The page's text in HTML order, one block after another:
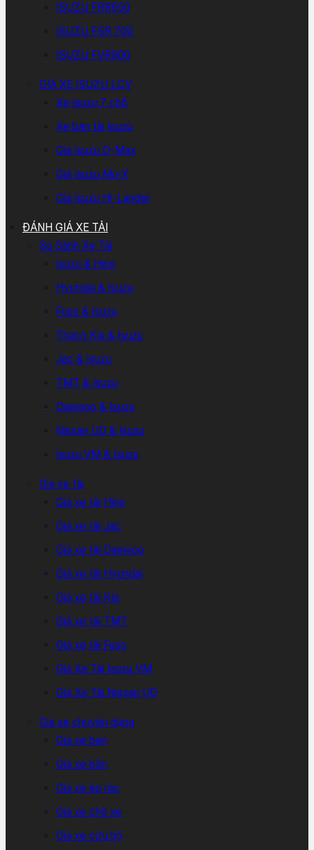
ISUZU FRR650
ISUZU FSR 700
ISUZU FVR900
GIÁ XE ISUZU LCV
Xe Isuzu 7 chổ
Xe bán tải Isuzu
Giá Isuzu D-Max
Giá Isuzu Mu-X
Giá Isuzu Hi-Lander
ĐÁNH GIÁ XE TẢI
So Sánh Xe Tải
Isuzu & Hino
Hyundai & Isuzu
Fuso & Isuzu
Thaco Kia & Isuzu
Jac & Isuzu
TMT & Isuzu
Daewoo & Isuzu
Nissan UD & Isuzu
Isuzu VM & Isuzu
Giá xe tải
Giá xe tải Hino
Giá xe tải Jac
Giá xe tải Daewoo
Giá xe tải Hyundai
Giá xe tải Kia
Giá xe tải TMT
Giá xe tải Fuso
Giá Xe Tải Isuzu VM
Giá Xe Tải Nissan UD
Giá xe chuyên dụng
Giá xe ben
Giá xe bồn
Giá xe ép rác
Giá xe chở xe
Giá xe cứu hộ